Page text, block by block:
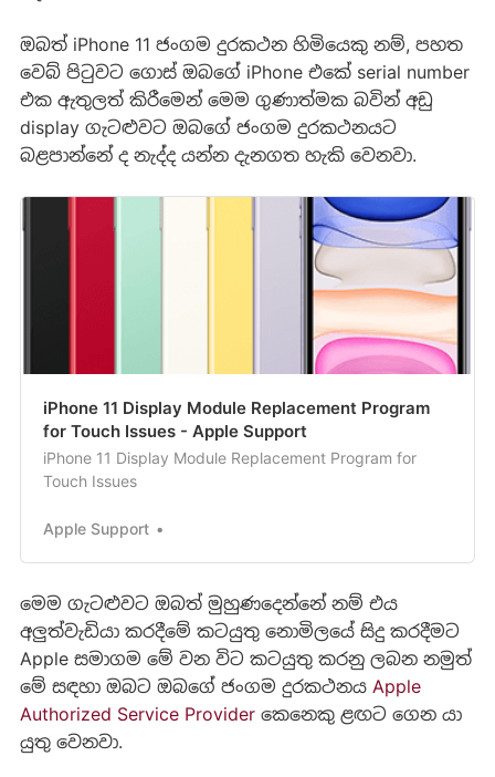
ඔබත් iPhone 11 ජංගම දුරකථන හිමියෙකු නම්, පහත
වෙබ් පිටුවට ගොස් ඔබගේ iPhone එකේ serial number
එක ඇතුලත් කිරීමෙන් මෙම ගුණාත්මක බවින් අඩු
display ගැටළුවට ඔබගේ ජංගම දුරකථනයට
බළපාන්නේ ද නැද්ද යන්න දැනගත හැකි වෙනවා.
iPhone 11 Display Module Replacement Program
for Touch Issues - Apple Support
iPhone 11 Display Module Replacement Program for
Touch Issues
Apple Support
මෙම ගැටළුවට ඔබත් මුහුණදෙන්නේ නම් එය
අලුත්වැඩියා කරදීමේ කටයුතු නොමිලයේ සිදු කරදීමට
Apple සමාගම මේ වන විට කටයුතු කරනු ලබන නමුත්
මේ සඳහා ඔබට ඔබගේ ජංගම දුරකථනය Apple
Authorized Service Providerකෙනෙකු ළඟට ගෙන යා
යුතු වෙනවා.